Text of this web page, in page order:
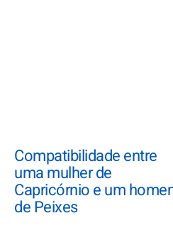
Compatibilidade entre
uma mulher de
Capricórnio e um
de Peixes